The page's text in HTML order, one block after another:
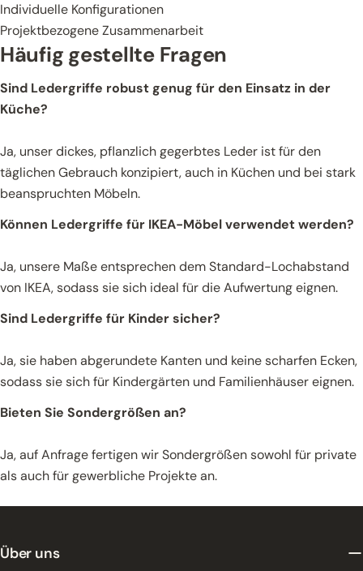
Individuelle Konfigurationen
Projektbezogene Zusammenarbeit
Häufig gestellte Fragen
Sind Ledergriffe robust genug für den Einsatz in der
Küche?
Ja, unser dickes, pflanzlich gegerbtes Leder ist für den
täglichen Gebrauch konzipiert, auch in Küchen und bei stark
beanspruchten Möbeln.
Können Ledergriffe für IKEA-Möbel verwendet werden?
Ja, unsere Maße entsprechen dem Standard-Lochabstand
von IKEA, sodass sie sich ideal für die Aufwertung eignen.
Sind Ledergriffe für Kinder sicher?
Ja, sie haben abgerundete Kanten und keine scharfen Ecken,
sodass sie sich für Kindergärten und Familienhäuser eignen.
Bieten Sie Sondergrößen an?
Ja, auf Anfrage fertigen wir Sondergrößen sowohl für private
als auch für gewerbliche Projekte an.
Über uns